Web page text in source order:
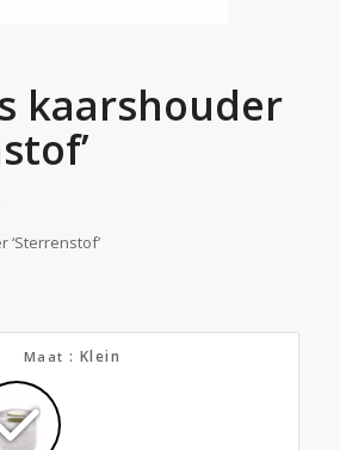
kaarshouder
Prijsklasse:
Maat : Klein